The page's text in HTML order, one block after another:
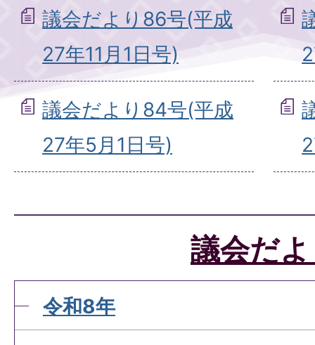
議会だより86号(平成
27年11月1日号)
議会だより84号(平成
27年5月1日号)
議会だ
令和8年